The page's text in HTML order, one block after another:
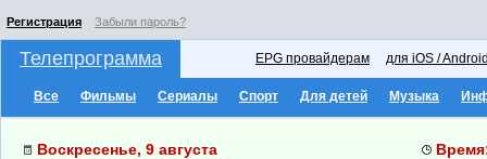
Регистрация Забыли пароль?
Телепрограмма EPG провайдерам для iOS /
Все Фильмы Сериалы Спорт Для детей Музыка
Воскресенье, 9 августа